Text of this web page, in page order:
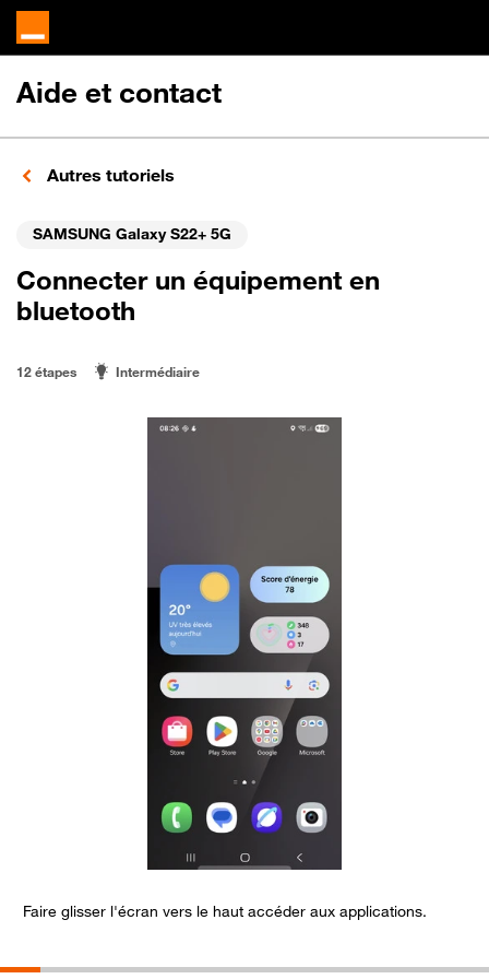
Aide et contact
Autres tutoriels
SAMSUNG Galaxy S22+ 5G
Connecter un équipement en
bluetooth
12 étapes Intermédiaire
Faire glisser l'écran vers le haut accéder aux applications.